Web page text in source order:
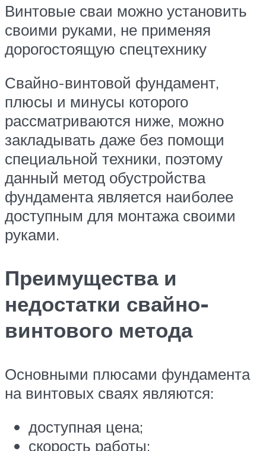
Винтовые сваи можно установить
своими руками, не применяя
дорогостоящую спецтехнику
Свайно-винтовой фундамент,
плюсы и минусы которого
рассматриваются ниже, можно
закладывать даже без помощи
специальной техники, поэтому
данный метод обустройства
фундамента является наиболее
доступным для монтажа своими
руками.
Преимущества и
недостатки свайно-
винтового метода
Основными плюсами фундамента
на винтовых сваях являются:
доступная цена;
скорость работы;